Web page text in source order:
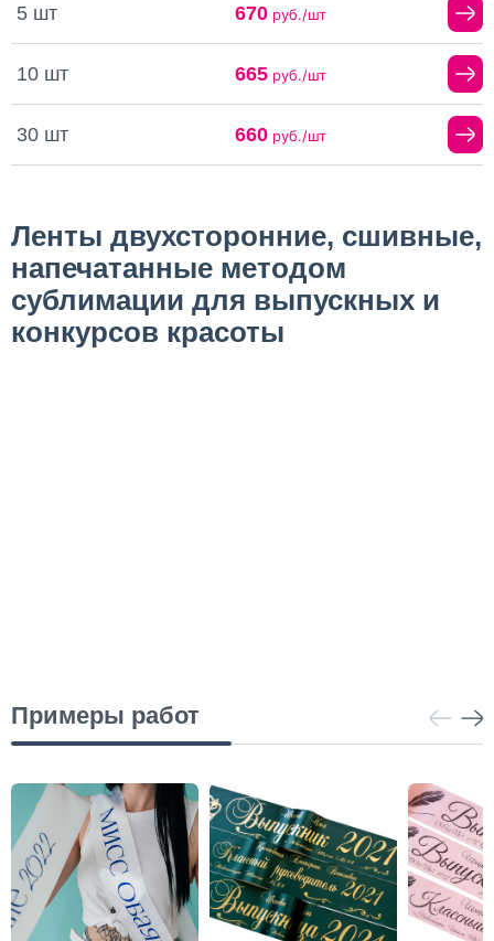
5 шт 670руб./шт
10 шт 665руб./шт
30 шт 660руб./шт
Ленты двухсторонние, сшивные,
напечатанные методом
сублимации для выпускных и
конкурсов красоты
Примеры работ